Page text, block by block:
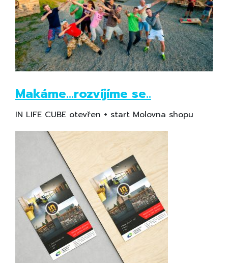
Makáme...rozvíjíme se..
IN LIFE CUBE otevřen + start Molovna shopu